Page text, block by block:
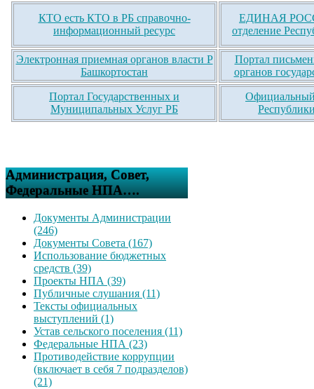
КТО есть КТО в РБ справочно-
информационный ресурс
ЕДИНАЯ
отделение
Электронная приемная органов власти Р
Башкортостан
Портал
органов
Портал Государственных и
Муниципальных Услуг РБ
Официальный
Администрация, Совет,
Федеральные НПА….
Документы Администрации
(246)
Документы Совета (167)
Использование бюджетных
средств (39)
Проекты НПА (39)
Публичные слушания (11)
Тексты официальных
выступлений (1)
Устав сельского поселения (11)
Федеральные НПА (23)
Противодействие коррупции
(включает в себя 7 подразделов)
(21)